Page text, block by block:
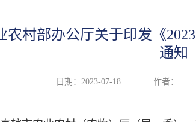
农村部办公厅关于印发《
通知
日期： 2023-07-18 作者：